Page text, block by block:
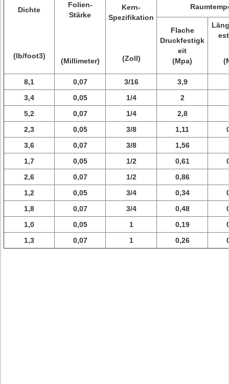
Dichte
(lb/foot3)
Folien-
Stärke
(Millimeter)
Kern-
Spezifikation
(Zoll)
Flache
Druckfestigk
eit
(Mpa)
8,1 0,07 3/16 3,9
3,4
0,05 1/4 2
5,2
0,07 1/4 2,8
2,3
0,05 3/8 1,11
3,6
0,07 3/8 1,56
1,7
0,05 1/2 0,61
2,6
0,07 1/2 0,86
1,2
0,05 3/4 0,34
1,8
0,07 3/4 0,48
1,0
0,05 1 0,19
1,3
0,07 1 0,26